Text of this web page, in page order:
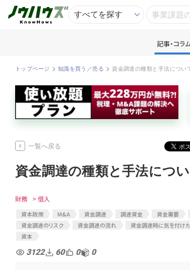
記事・コラ
トップページ 知識を買う／売る 資金調達の種類と手法につい
一覧へ戻る
資金調達の種類と手法につ
財務 > 借入
資本政策 M&A 資金調達 調達資金 資金需要
資金調達のリスク
資金調達の流れ 資金調達時に気を付け
資本
3122 60 0 0